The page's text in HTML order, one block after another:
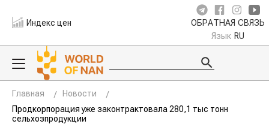
Индекс цен ОБРАТНАЯ СВЯЗЬ
Язык RU
Главная
Новости
Продкорпорация уже законтрактовала 280,1 тыс тонн
сельхозпродукции